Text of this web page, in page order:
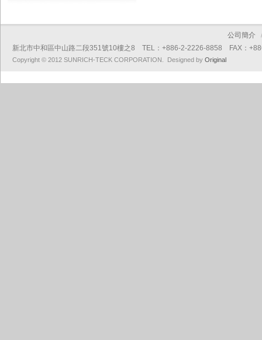
公司簡介 /
新北市中和區中山路二段351號10樓之8 TEL：+886-2-2226-8858 FAX：
Copyright © 2012 SUNRICH-TECK CORPORATION. Designed by Original